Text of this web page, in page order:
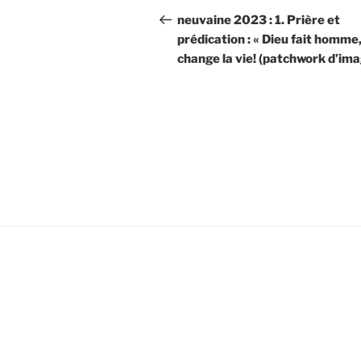
de
l’article
précédent
neuvaine 2023 : 1. Prière et
prédication : « Dieu fait
change la vie! (patchwork